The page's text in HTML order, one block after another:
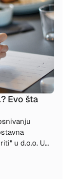
Evo šta
u d.o.o. U
moguće i
oblika